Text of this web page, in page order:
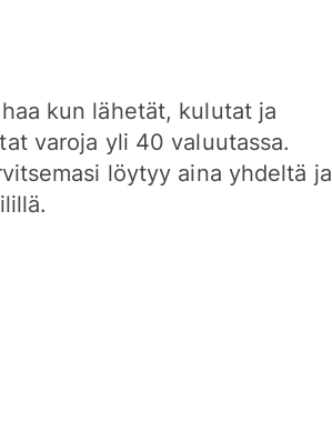
kun lähetät, kulutat ja
varoja yli 40 valuutassa.
löytyy aina yhdeltä ja